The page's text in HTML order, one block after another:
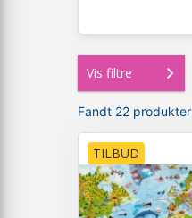
Vis filtre
Fandt 22 produkter
TILBUD